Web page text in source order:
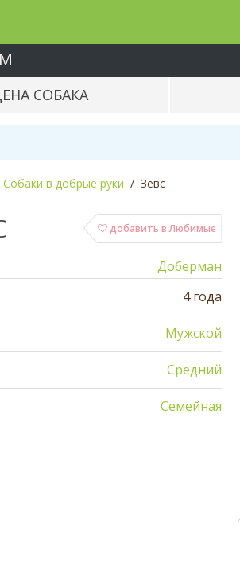
СОБАКА
Собаки в добрые руки Зевс
добавить в Любимые
Доберман
4 года
Мужской
Средний
Семейная